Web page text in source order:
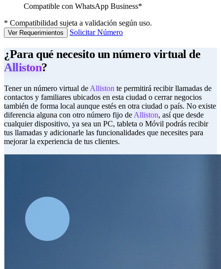
Compatible con WhatsApp Business*
* Compatibilidad sujeta a validación según uso.
Ver Requerimientos Solicitar Número
¿Para qué necesito un número virtual de
Alliston?
Tener un número virtual de Alliston te permitirá recibir llamadas de
contactos y familiares ubicados en esta ciudad o cerrar negocios
también de forma local aunque estés en otra ciudad o país. No existe
diferencia alguna con otro número fijo de Alliston, así que desde
cualquier dispositivo, ya sea un PC, tableta o Móvil podrás recibir
tus llamadas y adicionarle las funcionalidades que necesites para
mejorar la experiencia de tus clientes.